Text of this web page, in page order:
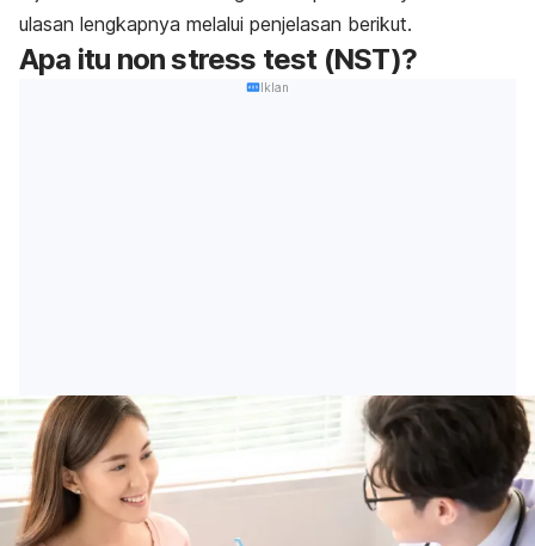
ulasan lengkapnya melalui penjelasan berikut.
Apa itu non stress test (NST)?
Iklan